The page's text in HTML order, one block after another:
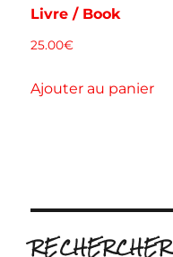
Livre / Book
25.00€
Ajouter au panier
RECHERCHER